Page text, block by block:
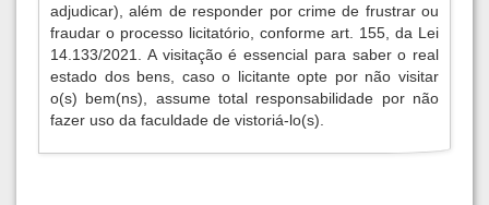
adjudicar), além de responder por crime de frustrar ou
fraudar o processo licitatório, conforme art. 155, da Lei
14.133/2021. A visitação é essencial para saber o real
estado dos bens, caso o licitante opte por não visitar
o(s) bem(ns), assume total responsabilidade por não
fazer uso da faculdade de vistoriá-lo(s).